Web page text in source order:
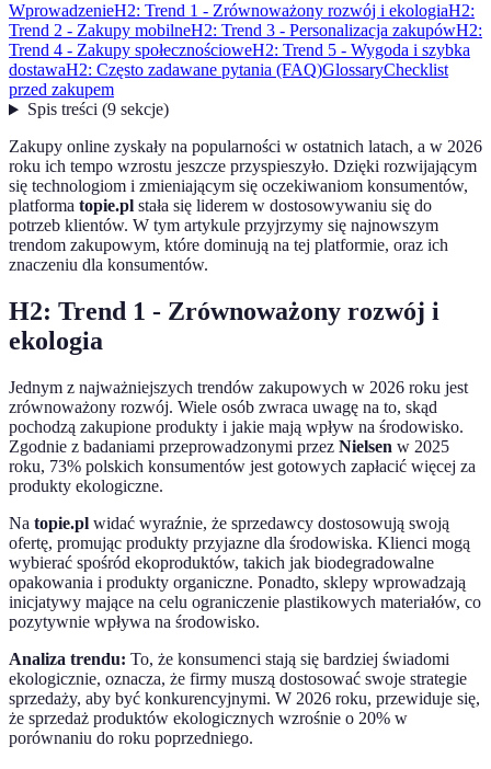
WprowadzenieH2: Trend 1 - Zrównoważony rozwój i ekologiaH2:
Trend 2 - Zakupy mobilneH2: Trend 3 - Personalizacja zakupówH2:
Trend 4 - Zakupy społecznościoweH2: Trend 5 - Wygoda i szybka
dostawaH2: Często zadawane pytania (FAQ)GlossaryChecklist
przed zakupem
Spis treści(9 sekcje)
Zakupy online zyskały na popularności w ostatnich latach, a w 2026
roku ich tempo wzrostu jeszcze przyspieszyło. Dzięki rozwijającym
się technologiom i zmieniającym się oczekiwaniom konsumentów,
platforma topie.pl stała się liderem w dostosowywaniu się do
potrzeb klientów. W tym artykule przyjrzymy się najnowszym
trendom zakupowym, które dominują na tej platformie, oraz ich
znaczeniu dla konsumentów.
H2: Trend 1 - Zrównoważony rozwój i
ekologia
Jednym z najważniejszych trendów zakupowych w 2026 roku jest
zrównoważony rozwój. Wiele osób zwraca uwagę na to, skąd
pochodzą zakupione produkty i jakie mają wpływ na środowisko.
Zgodnie z badaniami przeprowadzonymi przez Nielsen w 2025
roku, 73% polskich konsumentów jest gotowych zapłacić więcej za
produkty ekologiczne.
Na topie.pl widać wyraźnie, że sprzedawcy dostosowują swoją
ofertę, promując produkty przyjazne dla środowiska. Klienci mogą
wybierać spośród ekoproduktów, takich jak biodegradowalne
opakowania i produkty organiczne. Ponadto, sklepy wprowadzają
inicjatywy mające na celu ograniczenie plastikowych materiałów, co
pozytywnie wpływa na środowisko.
Analiza trendu: To, że konsumenci stają się bardziej świadomi
ekologicznie, oznacza, że firmy muszą dostosować swoje strategie
sprzedaży, aby być konkurencyjnymi. W 2026 roku, przewiduje się,
że sprzedaż produktów ekologicznych wzrośnie o 20% w
porównaniu do roku poprzedniego.